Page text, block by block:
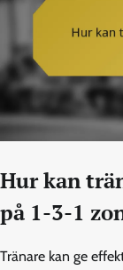
Hur kan
på 1-3-1
Tränare kan ge